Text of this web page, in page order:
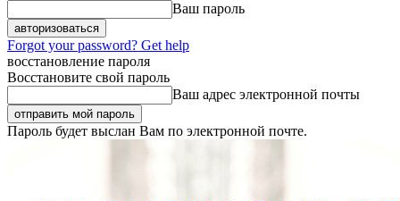
Ваш пароль
Forgot your password? Get help
восстановление пароля
Восстановите свой пароль
Ваш адрес электронной почты
Пароль будет выслан Вам по электронной почте.